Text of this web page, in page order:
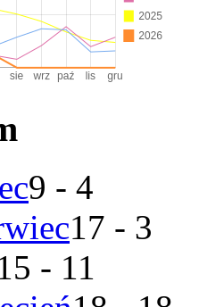
9 - 4
17 - 3
- 11